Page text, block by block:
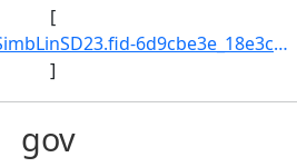
[
7: FID-GeomorfologiaSimbLinSD23.fid-6d9cbe3e_18e3cb6078c_-685f-Folha-SD23-Codigo_Grupo_Genese-4-Nome_Gr]
]
gov